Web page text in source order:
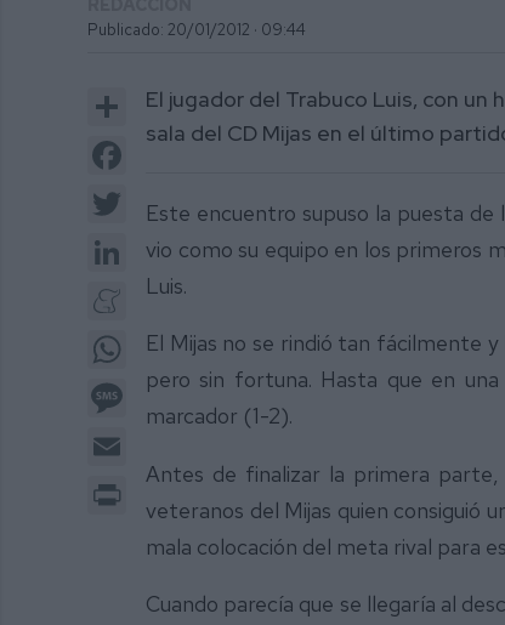
Publicado: 20/01/2012 · 09:44
Share
Facebook
LinkedIn
Meneame
WhatsApp
Message
Print
El jugador del Trabuco Luis, con
sala del CD Mijas en el último
Este encuentro supuso la puesta
vio como su equipo en los primeros
Luis.
El Mijas no se rindió tan fácilmente
pero sin fortuna. Hasta que en
marcador (1-2).
Antes de finalizar la primera
veteranos del Mijas quien consiguió
mala colocación del meta rival para
Cuando parecía que se llegaría al